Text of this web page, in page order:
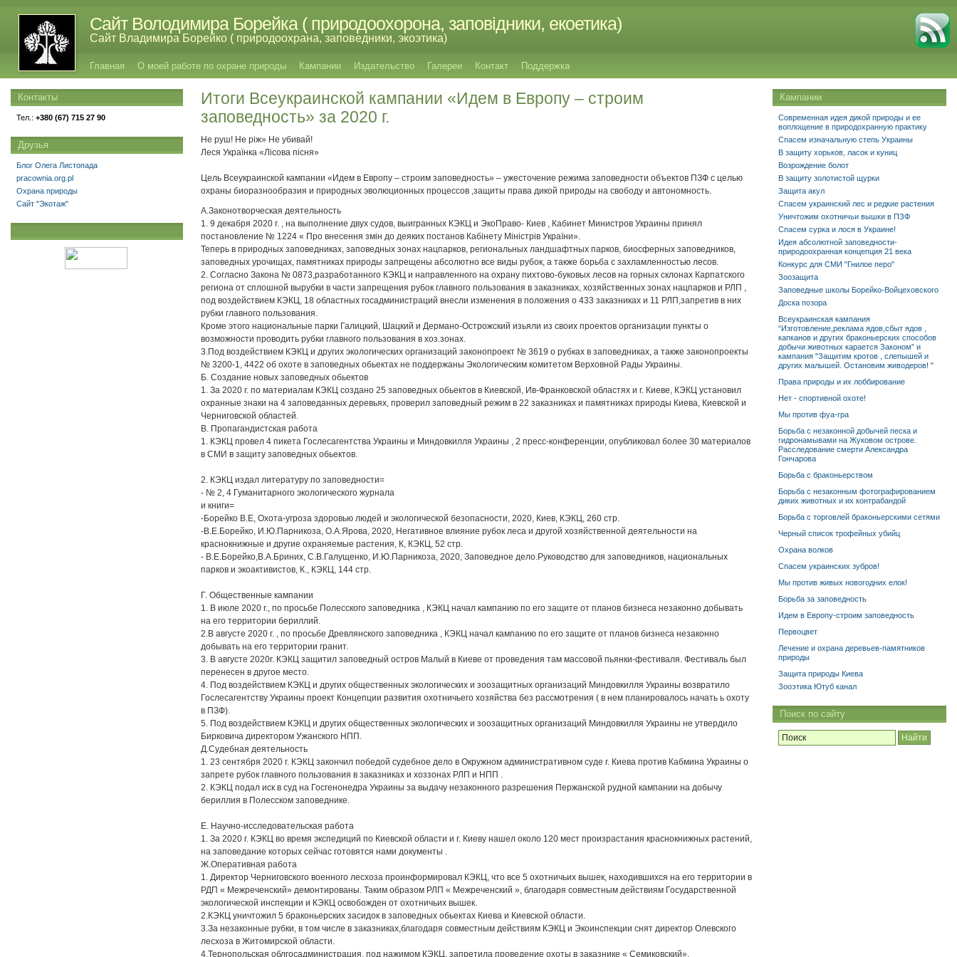
Сайт Володимира Борейка ( природоохорона, заповідники, екоетика)
Сайт Владимира Борейко ( природоохрана, заповедники, экоэтика)
Главная О моей работе по охране природы Кампании Издательство Галереи Контакт Поддержка
Итоги Всеукраинской кампании «Идем в Европу – строим
заповедность» за 2020 г.
Не руш! Не ріж» Не убивай!
Леся Українка «Лісова пісня»
Цель Всеукраинской кампании «Идем в Европу – строим заповедность» – ужесточение режима заповедности объектов ПЗФ с целью
охраны биоразнообразия и природных эволюционных процессов ,защиты права дикой природы на свободу и автономность.
А.Законотворческая деятельность
1. 9 декабря 2020 г. , на выполнение двух судов, выигранных КЭКЦ и ЭкоПраво- Киев , Кабинет Министров Украины принял
постановление № 1224 « Про внесення змін до деяких постанов Кабінету Міністрів України».
Теперь в природных заповедниках, заповедных зонах нацпарков, региональных ландшафтных парков, биосферных заповедников,
заповедных урочищах, памятниках природы запрещены абсолютно все виды рубок, а также борьба с захламленностью лесов.
2. Согласно Закона № 0873,разработанного КЭКЦ и направленного на охрану пихтово-буковых лесов на горных склонах Карпатского
региона от сплошной вырубки в части запрещения рубок главного пользования в заказниках, хозяйственных зонах нацпарков и РЛП ,
под воздействием КЭКЦ, 18 областных госадминистраций внесли изменения в положения о 433 заказниках и 11 РЛП,запретив в них
рубки главного пользования.
Кроме этого национальные парки Галицкий, Шацкий и Дермано-Острожский изьяли из своих проектов организации пункты о
возможности проводить рубки главного пользования в хоз.зонах.
3.Под воздействием КЭКЦ и других экологических организаций законопроект № 3619 о рубках в заповедниках, а также законопроекты
№ 3200-1, 4422 об охоте в заповедных обьектах не поддержаны Экологическим комитетом Верховной Рады Украины.
Б. Создание новых заповедных обьектов
1. За 2020 г. по материалам КЭКЦ создано 25 заповедных обьектов в Киевской, Ив-Франковской областях и г. Киеве, КЭКЦ установил
охранные знаки на 4 заповеданных деревьях, проверил заповедный режим в 22 заказниках и памятниках природы Киева, Киевской и
Черниговской областей.
В. Пропагандистская работа
1. КЭКЦ провел 4 пикета Гослесагентства Украины и Миндовкилля Украины , 2 пресс-конференции, опубликовал более 30 материалов
в СМИ в защиту заповедных обьектов.
2. КЭКЦ издал литературу по заповедности=
- № 2, 4 Гуманитарного экологического журнала
и книги=
-Борейко В.Е, Охота-угроза здоровью людей и экологической безопасности, 2020, Киев, КЭКЦ, 260 стр.
-В.Е.Борейко, И.Ю.Парникоза, О.А.Ярова, 2020, Негативное влияние рубок леса и другой хозяйственной деятельности на
краснокнижные и другие охраняемые растения, К, КЭКЦ, 52 стр.
- В.Е.Борейко,В.А.Бриних, С.В.Галущенко, И.Ю.Парникоза, 2020, Заповедное дело.Руководство для заповедников, национальных
парков и экоактивистов, К., КЭКЦ, 144 стр.
Г. Общественные кампании
1. В июле 2020 г., по просьбе Полесского заповедника , КЭКЦ начал кампанию по его защите от планов бизнеса незаконно добывать
на его территории бериллий.
2.В августе 2020 г. , по просьбе Древлянского заповедника , КЭКЦ начал кампанию по его защите от планов бизнеса незаконно
добывать на его территории гранит.
3. В августе 2020г. КЭКЦ защитил заповедный остров Малый в Киеве от проведения там массовой пьянки-фестиваля. Фестиваль был
перенесен в другое место.
4. Под воздействием КЭКЦ и других общественных экологических и зоозащитных организаций Миндовкилля Украины возвратило
Гослесагентству Украины проект Концепции развития охотничьего хозяйства без рассмотрения ( в нем планировалось начать ь охоту
в ПЗФ).
5. Под воздействием КЭКЦ и других общественных экологических и зоозащитных организаций Миндовкилля Украины не утвердило
Бирковича директором Ужанского НПП.
Д.Судебная деятельность
1. 23 сентября 2020 г. КЭКЦ закончил победой судебное дело в Окружном административном суде г. Киева против Кабмина Украины о
запрете рубок главного пользования в заказниках и хоззонах РЛП и НПП .
2. КЭКЦ подал иск в суд на Госгенонедра Украины за выдачу незаконного разрешения Пержанской рудной кампании на добычу
бериллия в Полесском заповеднике.
Е. Научно-исследовательская работа
1. За 2020 г. КЭКЦ во время экспедиций по Киевской области и г. Киеву нашел около 120 мест произрастания краснокнижных растений,
на заповедание которых сейчас готовятся нами документы .
Ж.Оперативная работа
1. Директор Черниговского военного лесхоза проинформировал КЭКЦ, что все 5 охотничьих вышек, находившихся на его территории в
РДП « Межреченский» демонтированы. Таким образом РЛП « Межреченский », благодаря совместным действиям Государственной
экологической инспекции и КЭКЦ освобожден от охотничьих вышек.
2.КЭКЦ уничтожил 5 браконьерских засидок в заповедных обьектах Киева и Киевской области.
3.За незаконные рубки, в том числе в заказниках,благодаря совместным действиям КЭКЦ и Экоинспекции снят директор Олевского
лесхоза в Житомирской области.
4.Тернопольская облгосадминистрация, под нажимом КЭКЦ, запретила проведение охоты в заказнике « Семиковский».
Кампании
Современная идея дикой природы и ее
воплощение в природохранную практику
Спасем изначальную степь Украины
В защиту хорьков, ласок и куниц
Возрождение болот
В защиту золотистой щурки
Защита акул
Спасем украинский лес и редкие растения
Уничтожим охотничьи вышки в ПЗФ
Спасем сурка и лося в Украине!
Идея абсолютной заповедности-
природоохранная концепция 21 века
Конкурс для СМИ "Гнилое перо"
Зоозащита
Заповедные школы Борейко-Войцеховского
Доска позора
Всеукраинская кампания
“Изготовление,реклама ядов,сбыт ядов ,
капканов и других браконьерских способов
добычи животных карается Законом” и
кампания "Защитим кротов , слепышей и
других малышей. Остановим живодеров! "
Права природы и их лоббирование
Нет - спортивной охоте!
Мы против фуа-гра
Борьба с незаконной добычей песка и
гидронамывами на Жуковом острове.
Расследование смерти Александра
Гончарова
Борьба с браконьерством
Борьба с незаконным фотографированием
диких животных и их контрабандой
Борьба с торговлей браконьерскими сетями
Черный список трофейных убийц
Охрана волков
Спасем украинских зубров!
Мы против живых новогодних елок!
Борьба за заповедность
Идем в Европу-строим заповедность
Первоцвет
Лечение и охрана деревьев-памятников
природы
Защита природы Киева
Зооэтика Ютуб канал
Поиск по сайту
Контакты
Тел.: +380 (67) 715 27 90
Друзья
Блог Олега Листопада
pracownia.org.pl
Охрана природы
Сайт "Экотаж"